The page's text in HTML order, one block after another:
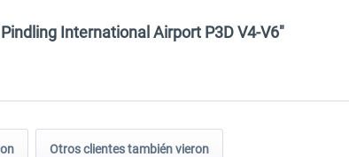
International Airport P3D V4-V6"
Otros clientes también vieron